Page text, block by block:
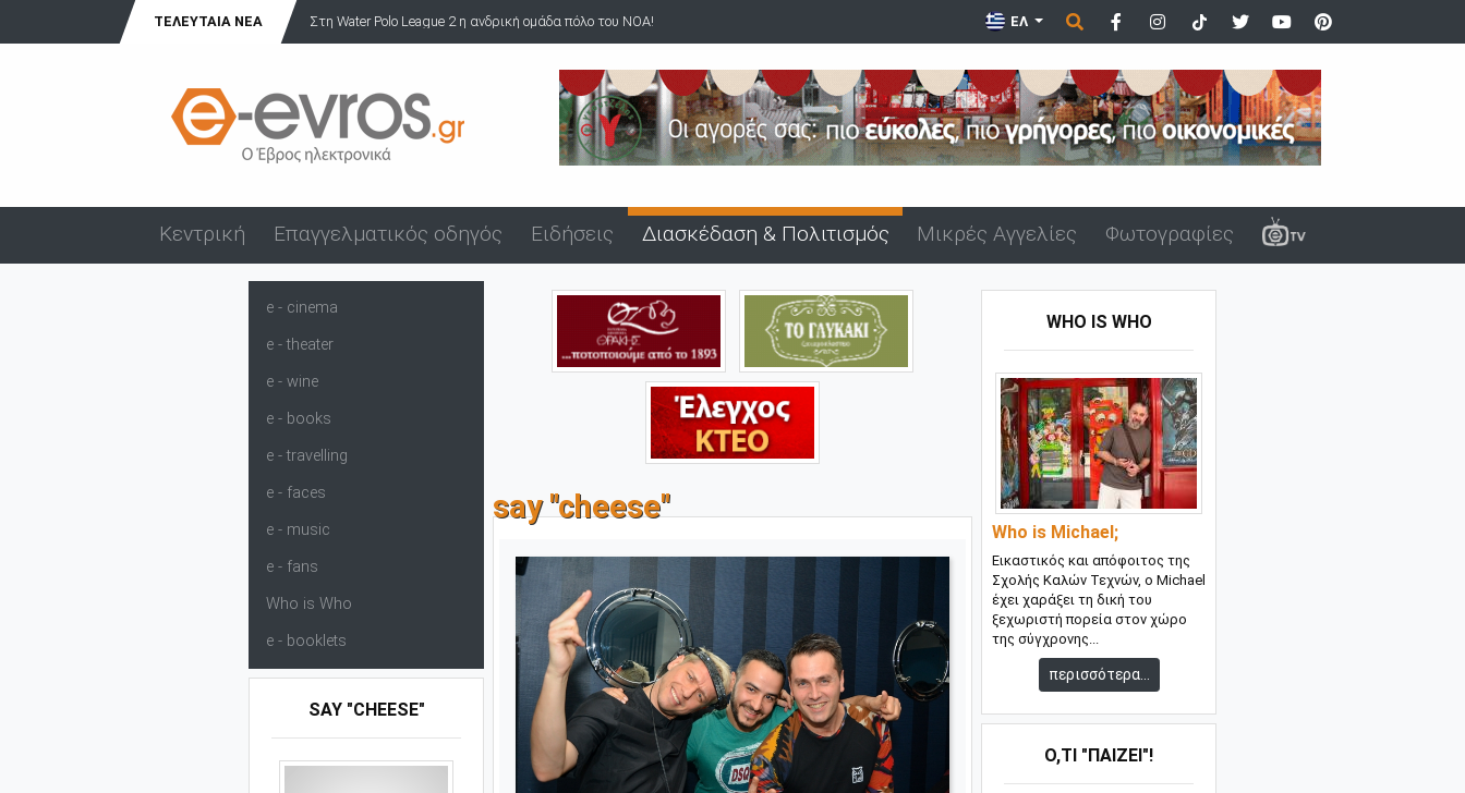
ΤΕΛΕΥΤΑΊΑ ΝΈΑ
Στη Water Polo League 2 η ανδρική ομάδα πόλο του ΝΟΑ! Άνδρας επιδείκνυε τα γεννητικά του όργανα σε ανήλικα στον Άβ... ΕΛ
Κεντρική Επαγγελματικός οδηγός Ειδήσεις Διασκέδαση & Πολιτισμός Μικρές Αγγελίες Φωτογραφίες
e - cinema
e - theater
e - wine
e - books
e - travelling
e - faces
e - music
e - fans
Who is Who
e - booklets
SAY "CHEESE"
say "cheese"
WHO IS WHO
Who is Michael;
Εικαστικός και απόφοιτος της
Σχολής Καλών Τεχνών, ο Michael
έχει χαράξει τη δική του
ξεχωριστή πορεία στον χώρο
της σύγχρονης...
περισσότερα...
Ό,ΤΙ "ΠΑΊΖΕΙ"!